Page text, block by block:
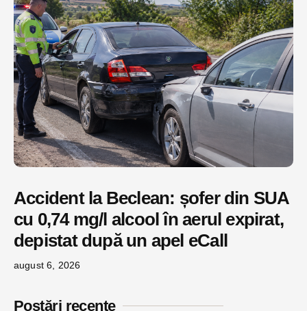
Accident la Beclean: șofer din SUA
cu 0,74 mg/l alcool în aerul expirat,
depistat după un apel eCall
august 6, 2026
Postări recente